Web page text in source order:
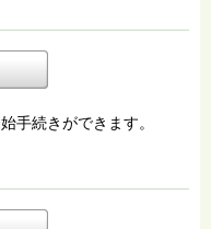
手続きができます。